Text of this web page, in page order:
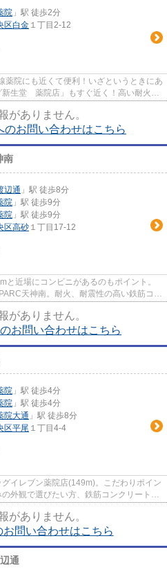
院 」駅 徒歩2分
区白金 １丁目2-12
院にも近くて便利！いざというときにあ
生堂 薬院店」もすぐ近く！高い耐火性
がありません。
お問い合わせはこちら
南
辺通 」駅 徒歩8分
院 」駅 徒歩9分
院 」駅 徒歩9分
区高砂 １丁目17-12
近場にコンビニがあるのもポイント。
天神南。耐火、耐震性の高い鉄筋コン
がありません。
お問い合わせはこちら
院 」駅 徒歩4分
院 」駅 徒歩4分
院大通 」駅 徒歩8分
区平尾 １丁目4-4
イレブン薬院店(149m)。こだわりポイン
外観で選びたい方、鉄筋コンクリート構
がありません。
問い合わせはこちら
通